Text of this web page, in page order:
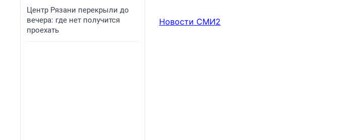
Центр Рязани перекрыли до
вечера: где нет получится
проехать
Новости СМИ2